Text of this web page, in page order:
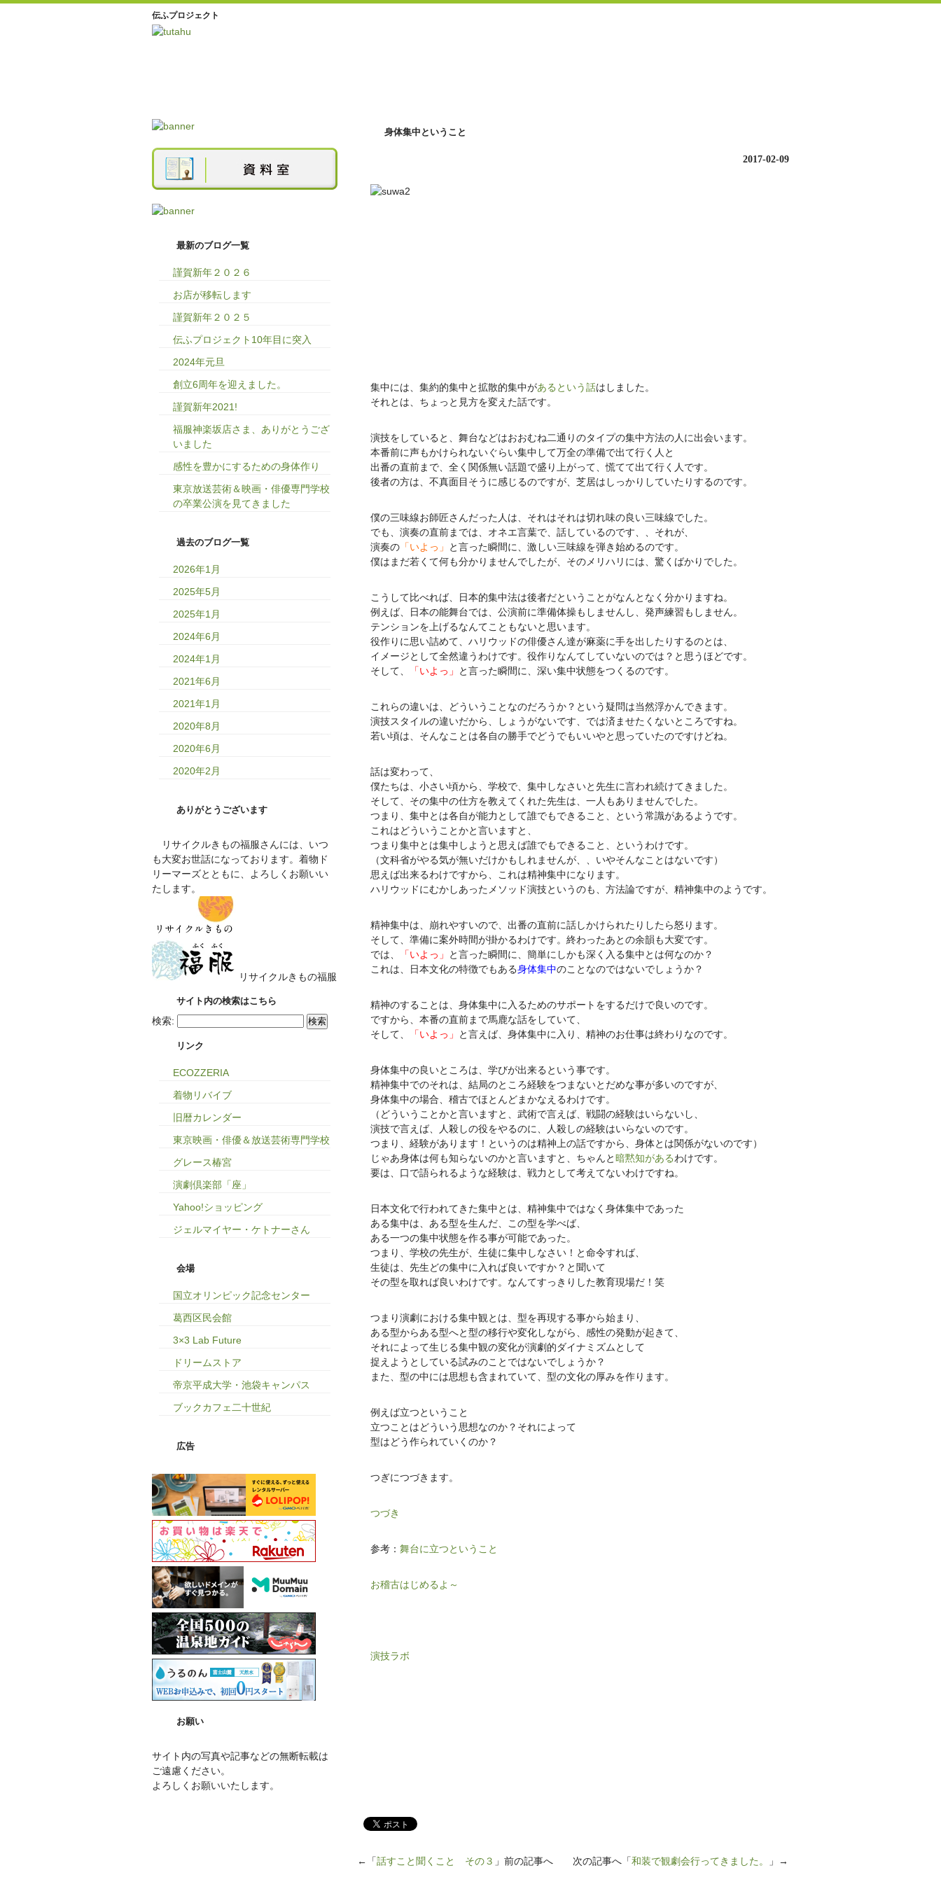
伝ふプロジェクト
身体集中ということ
2017-02-09
集中には、集約的集中と拡散的集中があるという話はしました。
それとは、ちょっと見方を変えた話です。
演技をしていると、舞台などはおおむね二通りのタイプの集中方法の人に出会います。
本番前に声もかけられないぐらい集中して万全の準備で出て行く人と
出番の直前まで、全く関係無い話題で盛り上がって、慌てて出て行く人です。
後者の方は、不真面目そうに感じるのですが、芝居はしっかりしていたりするのです。
僕の三味線お師匠さんだった人は、それはそれは切れ味の良い三味線でした。
でも、演奏の直前までは、オネエ言葉で、話しているのです、、それが、
演奏の 「いよっ」
と言った瞬間に、激しい三味線を弾き始めるのです。
僕はまだ若くて何も分かりませんでしたが、そのメリハリには、驚くばかりでした。
こうして比べれば、日本的集中法は後者だということがなんとなく分かりますね。
例えば、日本の能舞台では、公演前に準備体操もしませんし、発声練習もしません。
テンションを上げるなんてこともないと思います。
役作りに思い詰めて、ハリウッドの俳優さん達が麻薬に手を出したりするのとは、
イメージとして全然違うわけです。役作りなんてしていないのでは？と思うほどです。
そして、
「いよっ」 と言った瞬間に、深い集中状態をつくるのです。
これらの違いは、どういうことなのだろうか？という疑問は当然浮かんできます。
演技スタイルの違いだから、しょうがないです、では済ませたくないところですね。
若い頃は、そんなことは各自の勝手でどうでもいいやと思っていたのですけどね。
話は変わって、
僕たちは、小さい頃から、学校で、集中しなさいと先生に言われ続けてきました。
そして、その集中の仕方を教えてくれた先生は、一人もありませんでした。
つまり、集中とは各自が能力として誰でもできること、という常識があるようです。
これはどういうことかと言いますと、
つまり集中とは集中しようと思えば誰でもできること、というわけです。
（文科省がやる気が無いだけかもしれませんが、、いやそんなことはないです）
思えば出来るわけですから、これは精神集中になります。
ハリウッドにむかしあったメソッド演技というのも、方法論ですが、精神集中のようです。
精神集中は、崩れやすいので、出番の直前に話しかけられたりしたら怒ります。
そして、準備に案外時間が掛かるわけです。終わったあとの余韻も大変です。
では、
「いよっ」
と言った瞬間に、簡単にしかも深く入る集中とは何なのか？
これは、日本文化の特徴でもある身体集中のことなのではないでしょうか？
精神のすることは、身体集中に入るためのサポートをするだけで良いのです。
ですから、本番の直前まで馬鹿な話をしていて、
そして、
「いよっ」 と言えば、身体集中に入り、精神のお仕事は終わりなのです。
身体集中の良いところは、学びが出来るという事です。
精神集中でのそれは、結局のところ経験をつまないとだめな事が多いのですが、
身体集中の場合、稽古でほとんどまかなえるわけです。
（どういうことかと言いますと、武術で言えば、戦闘の経験はいらないし、
演技で言えば、人殺しの役をやるのに、人殺しの経験はいらないのです。
つまり、経験があります！というのは精神上の話ですから、身体とは関係がないのです）
じゃあ身体は何も知らないのかと言いますと、ちゃんと暗黙知があるわけです。
要は、口で語られるような経験は、戦力として考えてないわけですね。
日本文化で行われてきた集中とは、精神集中ではなく身体集中であった
ある集中は、ある型を生んだ、この型を学べば、
ある一つの集中状態を作る事が可能であった。
つまり、学校の先生が、生徒に集中しなさい！と命令すれば、
生徒は、先生どの集中に入れば良いですか？と聞いて
その型を取れば良いわけです。なんてすっきりした教育現場だ！笑
つまり演劇における集中観とは、型を再現する事から始まり、
ある型からある型へと型の移行や変化しながら、感性の発動が起きて、
それによって生じる集中観の変化が演劇的ダイナミズムとして
捉えようとしている試みのことではないでしょうか？
また、型の中には思想も含まれていて、型の文化の厚みを作ります。
例えば立つということ
立つことはどういう思想なのか？それによって
型はどう作られていくのか？
つぎにつづきます。
つづき
参考： 舞台に立つということ
お稽古はじめるよ～
演技ラボ
←「話すこと聞くこと その３ 」前の記事へ 次の記事へ「和装で観劇会行ってきました。 」→
最新のブログ一覧
謹賀新年２０２６
お店が移転します
謹賀新年２０２５
伝ふプロジェクト10年目に突入
2024年元旦
創立6周年を迎えました。
謹賀新年2021!
福服神楽坂店さま、ありがとうござ
いました
感性を豊かにするための身体作り
東京放送芸術＆映画・俳優専門学校
の卒業公演を見てきました
過去のブログ一覧
2026年1月
2025年5月
2025年1月
2024年6月
2024年1月
2021年6月
2021年1月
2020年8月
2020年6月
2020年2月
ありがとうございます
リサイクルきもの福服さんには、いつ
も大変お世話になっております。着物ド
リーマーズとともに、よろしくお願いい
たします。
リサイクルきもの福服
サイト内の検索はこちら
検索:
リンク
ECOZZERIA
着物リバイブ
旧暦カレンダー
東京映画・俳優＆放送芸術専門学校
グレース椿宮
演劇倶楽部「座」
Yahoo!ショッピング
ジェルマイヤー・ケトナーさん
会場
国立オリンピック記念センター
葛西区民会館
3×3 Lab Future
ドリームストア
帝京平成大学・池袋キャンパス
ブックカフェ二十世紀
広告
お願い
サイト内の写真や記事などの無断転載は
ご遠慮ください。
よろしくお願いいたします。